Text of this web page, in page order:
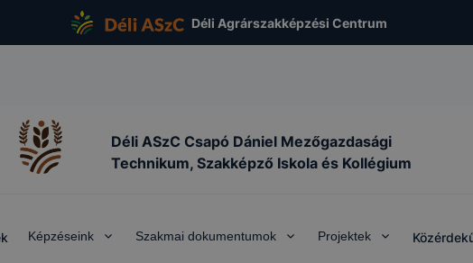
Déli Agrárszakképzési Centrum
Déli ASzC Csapó Dániel Mezőgazdasági
Technikum, Szakképző Iskola és Kollégium
Képzéseink Szakmai dokumentumok Projektek